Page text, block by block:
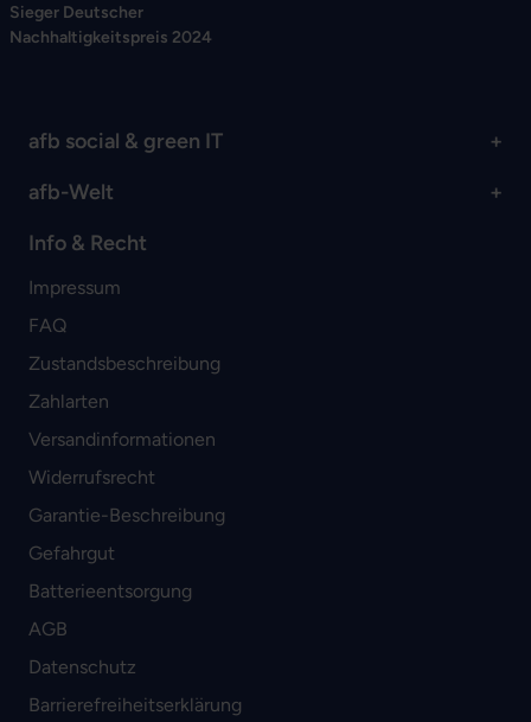
Sieger Deutscher
Nachhaltigkeitspreis 2024
afb social & green IT
afb-Welt
Info & Recht
Impressum
FAQ
Zustandsbeschreibung
Zahlarten
Versandinformationen
Widerrufsrecht
Garantie-Beschreibung
Gefahrgut
Batterieentsorgung
AGB
Datenschutz
Barrierefreiheitserklärung